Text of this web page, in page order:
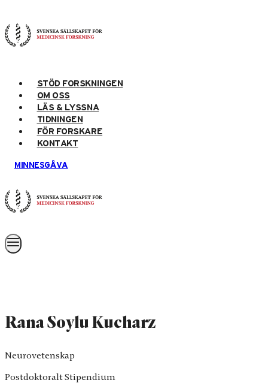
to
content
STÖD FORSKNINGEN
OM OSS
LÄS & LYSSNA
TIDNINGEN
FÖR FORSKARE
KONTAKT
MINNESGÅVA
Rana Soylu Kucharz
Neurovetenskap
Postdoktoralt Stipendium